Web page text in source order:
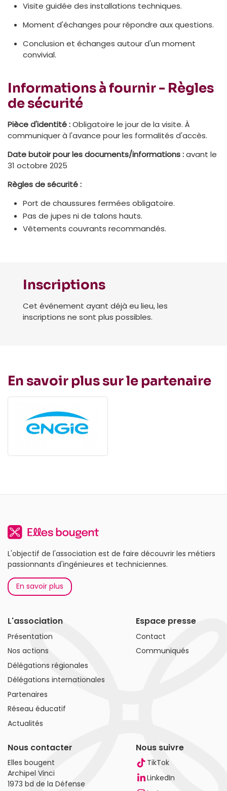
Visite guidée des installations techniques.
Moment d'échanges pour répondre aux questions.
Conclusion et échanges autour d'un moment
convivial.
Informations à fournir - Règles
de sécurité
Pièce d'identité :Obligatoire le jour de la visite. À
communiquer à l'avance pour les formalités d'accès.
Date butoir pour les documents/informations :avant le
31 octobre 2025
Règles de sécurité :
Port de chaussures fermées obligatoire.
Pas de jupes ni de talons hauts.
Vêtements couvrants recommandés.
Inscriptions
Cet événement ayant déjà eu lieu, les
inscriptions ne sont plus possibles.
En savoir plus sur le partenaire
L'objectif de l'association est de faire découvrir les métiers
passionnants d'ingénieures et techniciennes.
En savoir plus
L'association
Présentation
Nos actions
Délégations régionales
Délégations internationales
Partenaires
Réseau éducatif
Actualités
Espace presse
Contact
Communiqués
Nous contacter
Elles bougent
Archipel Vinci
1973 bd de la Défense
Nous suivre
TikTok
LinkedIn